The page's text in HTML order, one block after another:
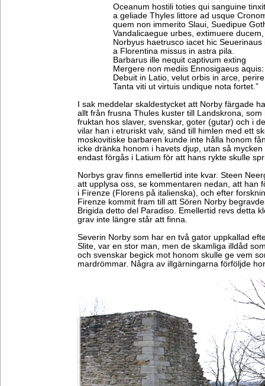
Oceanum hostili toties qui sanguine
a geliade Thyles littore ad usque
quem non immerito Slaui, Suedipue
Vandalicaegue urbes, extimuere ducem,
Norbyus haetrusco iacet hic Seuerinaus
a Florentina missus in astra pila.
Barbarus ille nequit captivum exting
Mergere non mediis Ennosigaeus aquis:
Debuit in Latio, velut orbis in arce,
Tanta viti ut virtuis undique nota fortet.”
I sak meddelar skaldestycket att Norby färgade
allt från frusna Thules kuster till Landskrona,
fruktan hos slaver, svenskar, goter (gutar) och i
vilar han i etruriskt valv, sänd till himlen med ett
moskovitiske barbaren kunde inte hålla honom
icke dränka honom i havets djup, utan så
endast förgås i Latium för att hans rykte skulle
Norbys grav finns emellertid inte kvar. Steen
att upplysa oss, se kommentaren nedan, att han
i Firenze (Florens på italienska), och efter
Firenze kommit fram till att Sören Norby
Brigida detto del Paradiso. Emellertid revs detta
grav inte längre står att finna.
Severin Norby som har en två gator uppkallad
Slite, var en stor man, men de skamliga illdåd
och svenskar begick mot honom skulle ge vem
mardrömmar. Några av illgärningarna förföljde